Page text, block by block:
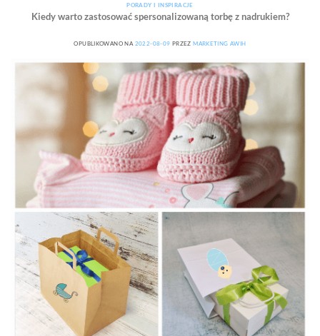
PORADY I INSPIRACJE
Kiedy warto zastosować spersonalizowaną torbę z nadrukiem?
OPUBLIKOWANO NA 2022-08-09 PRZEZMARKETING AWIH